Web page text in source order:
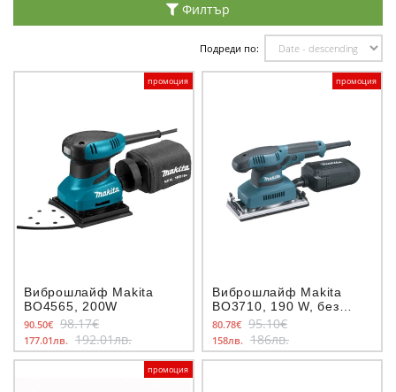
Филтър
Подреди по:
промоция
Виброшлайф Makita
BO4565, 200W
90.50€ 98.17€
177.01лв. 192.01лв.
промоция
Виброшлайф Makita
BO3710, 190 W, без
регулиране на обороти
80.78€ 95.10€
158лв. 186лв.
промоция